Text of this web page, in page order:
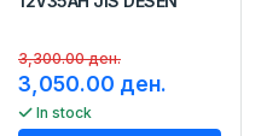
3,300.00 ден.
3,050.00 ден.
In stock